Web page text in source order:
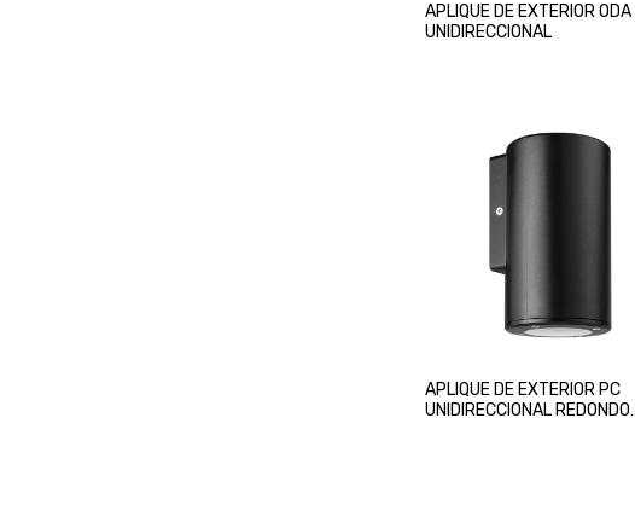
APLIQUE DE EXTERIOR ODA
UNIDIRECCIONAL
APLIQUE DE EXTERIOR PC
UNIDIRECCIONAL REDONDO